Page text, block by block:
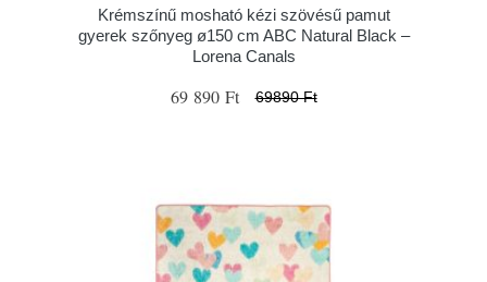
Krémszínű mosható kézi szövésű pamut
gyerek szőnyeg ø150 cm ABC Natural Black –
Lorena Canals
69 890 Ft 69890 Ft